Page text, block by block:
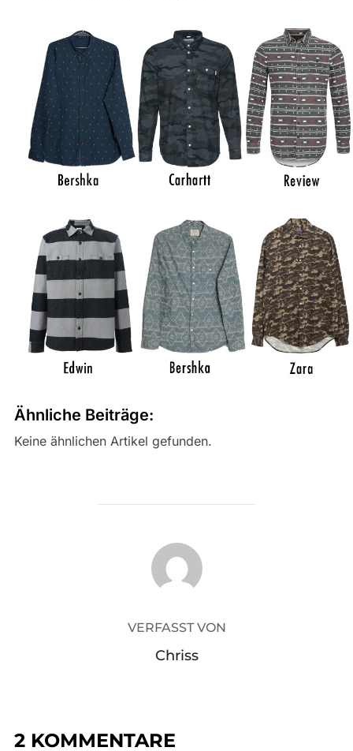
Ähnliche Beiträge:
Keine ähnlichen Artikel gefunden.
BEITRAGSAUTOR
VERFASST VON
Chriss
2 KOMMENTARE